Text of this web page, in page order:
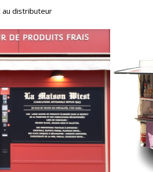
au distributeur